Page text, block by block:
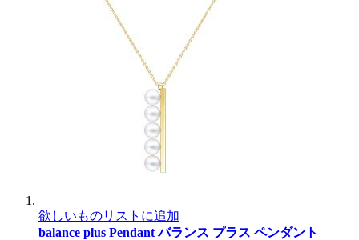
欲しいものリストに追加
balance plus Pendantバランス プラス ペンダント